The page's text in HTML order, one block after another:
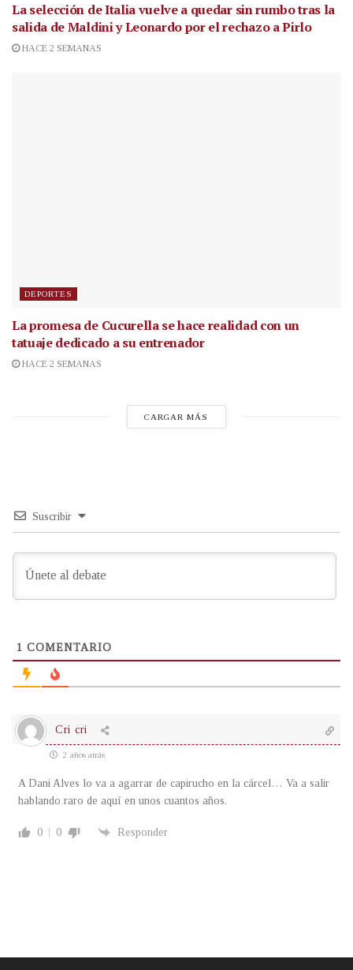
La selección de Italia vuelve a quedar sin rumbo tras la
salida de Maldini y Leonardo por el rechazo a Pirlo
HACE 2 SEMANAS
DEPORTES
La promesa de Cucurella se hace realidad con un
tatuaje dedicado a su entrenador
HACE 2 SEMANAS
CARGAR MÁS
Suscribir
1 COMENTARIO
Cri cri
2 años atrás
A Dani Alves lo va a agarrar de capirucho en la cárcel… Va a salir
hablando raro de aquí en unos cuantos años.
0 0 Responder